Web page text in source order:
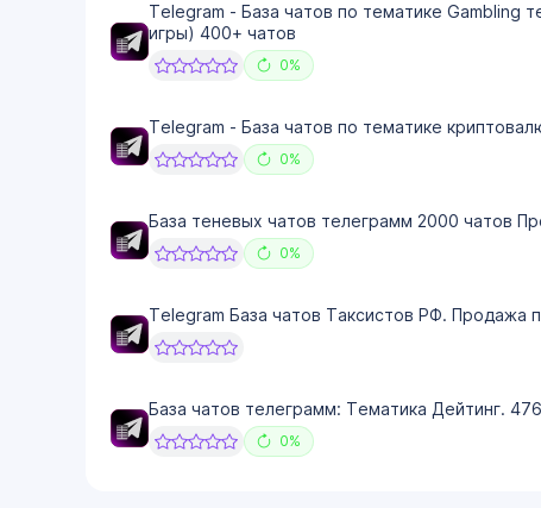
Telegram - База чатов по тематике Gambling
игры) 400+ чатов
0%
Telegram - База чатов по тематике
0%
База теневых чатов телеграмм 2000 чатов
0%
Telegram База чатов Таксистов РФ. Продажа
База чатов телеграмм: Тематика Дейтинг.
0%